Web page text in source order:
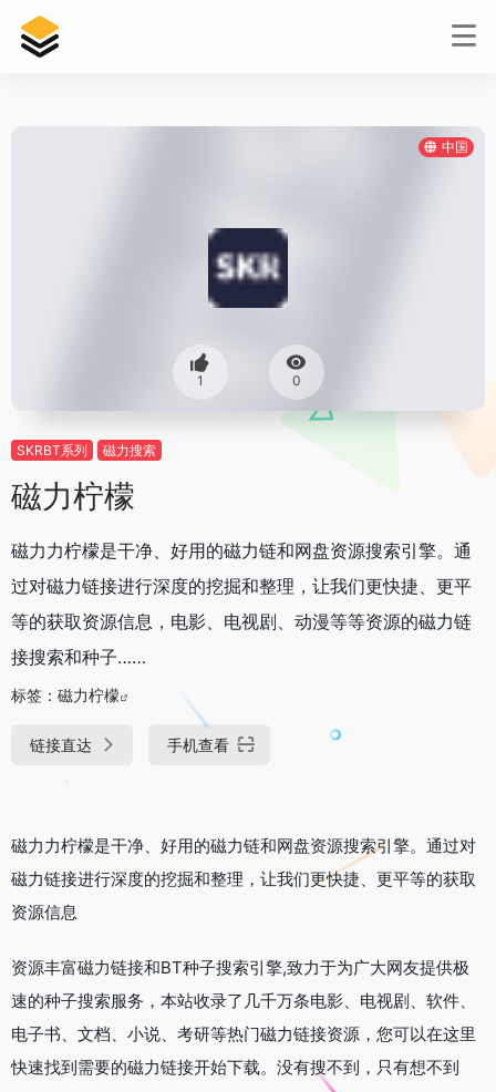
中国
1 0
SKRBT系列 磁力搜索
磁力柠檬
磁力力柠檬是干净、好用的磁力链和网盘资源搜索引擎。通
过对磁力链接进行深度的挖掘和整理，让我们更快捷、更平
等的获取资源信息，电影、电视剧、动漫等等资源的磁力链
接搜索和种子……
标签： 磁力柠檬
链接直达 手机查看
磁力力柠檬是干净、好用的磁力链和网盘资源搜索引擎。通过对
磁力链接进行深度的挖掘和整理，让我们更快捷、更平等的获取
资源信息
资源丰富磁力链接和BT种子搜索引擎,致力于为广大网友提供极
速的种子搜索服务，本站收录了几千万条电影、电视剧、软件、
电子书、文档、小说、考研等热门磁力链接资源，您可以在这里
快速找到需要的磁力链接开始下载。没有搜不到，只有想不到